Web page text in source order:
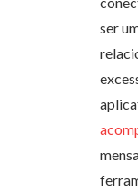
ser